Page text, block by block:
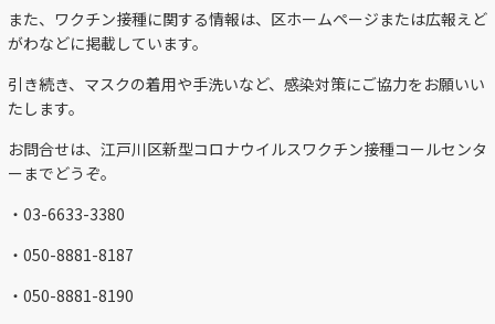
また、ワクチン接種に関する情報は、区ホームページまたは広報えど
がわなどに掲載しています。
引き続き、マスクの着用や手洗いなど、感染対策にご協力をお願いい
たします。
お問合せは、江戸川区新型コロナウイルスワクチン接種コールセンタ
ーまでどうぞ。
・03-6633-3380
・050-8881-8187
・050-8881-8190